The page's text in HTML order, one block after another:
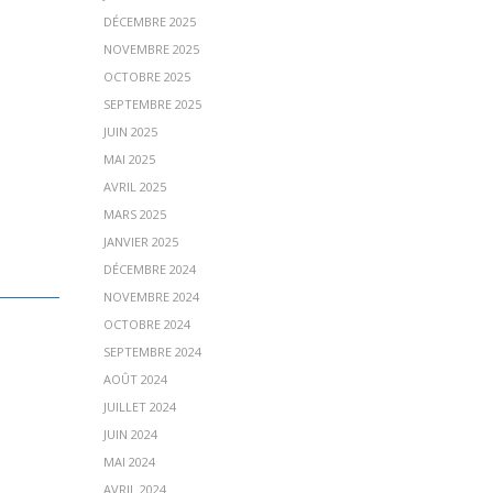
DÉCEMBRE 2025
NOVEMBRE 2025
OCTOBRE 2025
SEPTEMBRE 2025
JUIN 2025
MAI 2025
AVRIL 2025
MARS 2025
JANVIER 2025
DÉCEMBRE 2024
NOVEMBRE 2024
OCTOBRE 2024
SEPTEMBRE 2024
AOÛT 2024
JUILLET 2024
JUIN 2024
MAI 2024
AVRIL 2024